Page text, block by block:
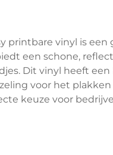
printbare vinyl is
een schone,
Dit vinyl heeft
voor het
keuze voor